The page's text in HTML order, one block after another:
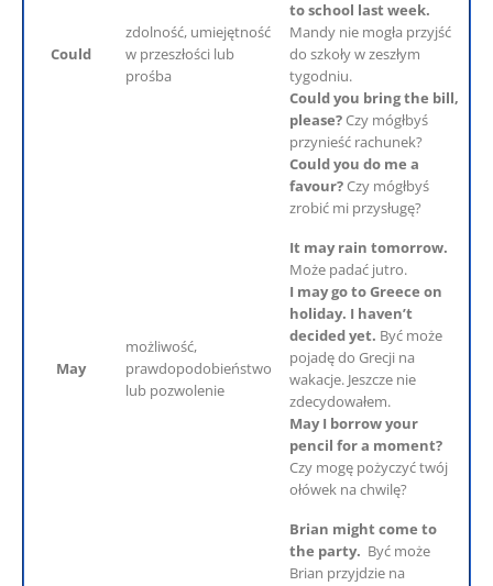
Could
zdolność, umiejętność
w przeszłości lub
prośba
to school last week.
Mandy nie mogła przyjść
do szkoły w zeszłym
tygodniu.
Could you bring the bill,
please?Czy mógłbyś
przynieść rachunek?
Could you do me a
favour?Czy mógłbyś
zrobić mi przysługę?
May
możliwość,
prawdopodobieństwo
lub pozwolenie
It may rain tomorrow.
Może padać jutro.
I may go to Greece on
holiday. I haven’t
decided yet. Być może
pojadę do Grecji na
wakacje. Jeszcze nie
zdecydowałem.
May I borrow your
pencil for a moment?
Czy mogę pożyczyć twój
ołówek na chwilę?
Brian might come to
the party. Być może
Brian przyjdzie na